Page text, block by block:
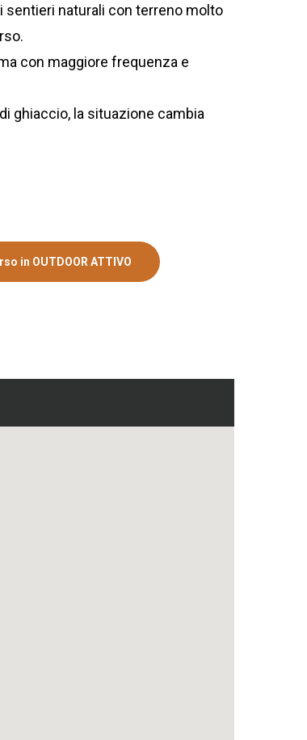
sentieri naturali con terreno molto
con maggiore frequenza e
ghiaccio, la situazione cambia
in OUTDOOR ATTIVO